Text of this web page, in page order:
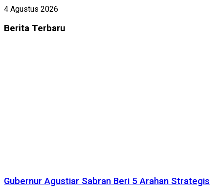
4 Agustus 2026
Berita Terbaru
Gubernur Agustiar Sabran Beri 5 Arahan Strategis